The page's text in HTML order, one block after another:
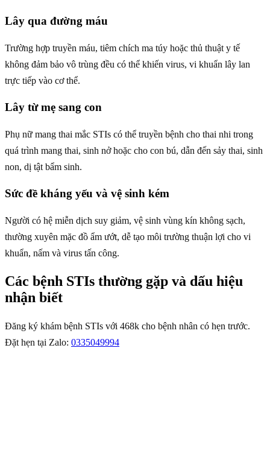
Lây qua đường máu
Trường hợp truyền máu, tiêm chích ma túy hoặc thủ thuật y tế
không đảm bảo vô trùng đều có thể khiến virus, vi khuẩn lây lan
trực tiếp vào cơ thể.
Lây từ mẹ sang con
Phụ nữ mang thai mắc STIs có thể truyền bệnh cho thai nhi trong
quá trình mang thai, sinh nở hoặc cho con bú, dẫn đến sảy thai, sinh
non, dị tật bẩm sinh.
Sức đề kháng yếu và vệ sinh kém
Người có hệ miễn dịch suy giảm, vệ sinh vùng kín không sạch,
thường xuyên mặc đồ ẩm ướt, dễ tạo môi trường thuận lợi cho vi
khuẩn, nấm và virus tấn công.
Các bệnh STIs thường gặp và dấu hiệu
nhận biết
Đăng ký khám bệnh STIs với 468k cho bệnh nhân có hẹn trước.
Đặt hẹn tại Zalo: 0335049994